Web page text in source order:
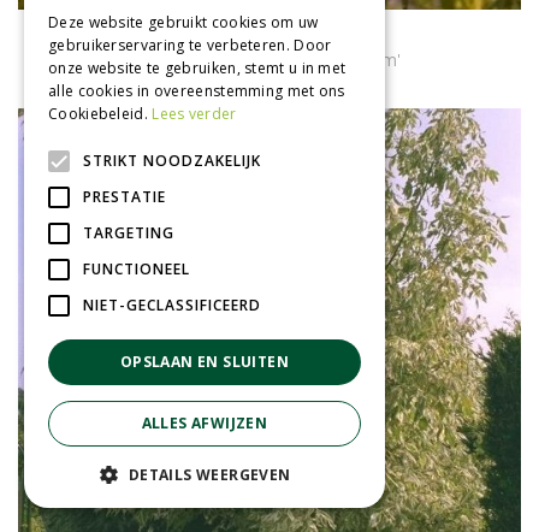
Vederesdoorn
Acer negundo 'Aureomarginatum'
Deze website gebruikt cookies om uw
gebruikerservaring te verbeteren. Door
onze website te gebruiken, stemt u in met
alle cookies in overeenstemming met ons
Cookiebeleid. Lees verder
STRIKT NOODZAKELIJK
PRESTATIE
TARGETING
FUNCTIONEEL
NIET-GECLASSIFICEERD
OPSLAAN EN SLUITEN
ALLES AFWIJZEN
DETAILS WEERGEVEN